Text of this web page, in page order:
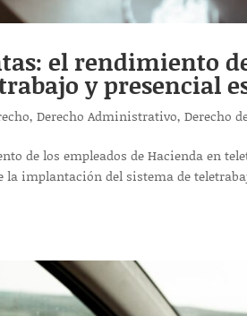
el rendimiento
y presencial
,Derecho Administrativo,Derecho
de los empleados de Hacienda en
implantación del sistema de